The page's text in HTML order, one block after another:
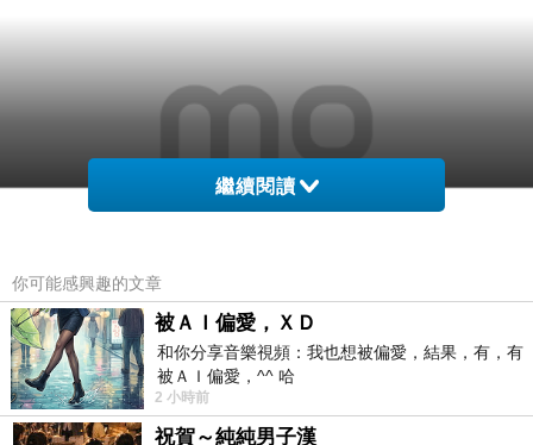
繼續閱讀
你可能感興趣的文章
被ＡＩ偏愛，ＸＤ
和你分享音樂視頻：我也想被偏愛，結果，有，有
被ＡＩ偏愛，^^ 哈
2 小時前
祝賀～純純男子漢